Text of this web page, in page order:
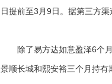
日提前至3月9日。据第三方
除了易方达如意盈泽6个月
景顺长城和熙安裕三个月持